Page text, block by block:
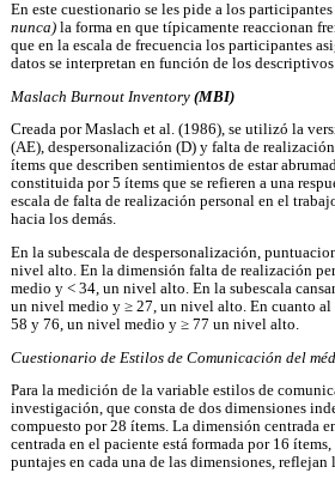
En este cuestionario se les pide a los
nunca) la forma en que típicamente reaccionan
que en la escala de frecuencia los participantes
datos se interpretan en función de los
Maslach Burnout Inventory (MBI)
Creada por Maslach et al. (1986), se utilizó la
(AE), despersonalización (D) y falta de
ítems que describen sentimientos de estar
constituida por 5 ítems que se refieren a una
escala de falta de realización personal en el
hacia los demás.
En la subescala de despersonalización,
nivel alto. En la dimensión falta de realización
medio y < 34, un nivel alto. En la subescala
un nivel medio y ≥ 27, un nivel alto. En cuanto
58 y 76, un nivel medio y ≥ 77 un nivel alto.
Cuestionario de Estilos de Comunicación del
Para la medición de la variable estilos de
investigación, que consta de dos dimensiones
compuesto por 28 ítems. La dimensión centrada
centrada en el paciente está formada por 16
puntajes en cada una de las dimensiones,